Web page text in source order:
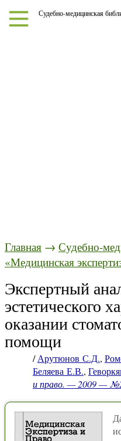
Судебно-медицинская
Главная → Судебно-
«Медицинская
Экспертный
эстетического
оказании
помощи
/Арутюнов С.Д.,
Беляева Е.В.,
и право. — 2009 —